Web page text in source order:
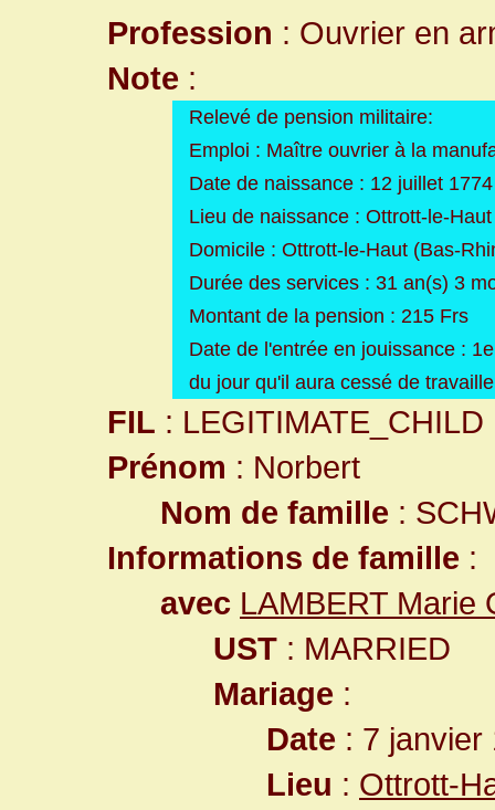
Profession : Ouvrier en
Note :
Relevé de pension militaire:
Emploi : Maître ouvrier à la
Date de naissance : 12 juillet 1774
Lieu de naissance : Ottrott-le-
Domicile : Ottrott-le-Haut (Bas-
Durée des services : 31 an(s) 3
Montant de la pension : 215 Frs
Date de l'entrée en jouissance :
du jour qu'il aura cessé de
FIL : LEGITIMATE_CHILD
Prénom : Norbert
Nom de famille :
Informations de famille :
avec LAMBERT Marie
UST : MARRIED
Mariage :
Date : 7 janvier
Lieu : Ottrott-